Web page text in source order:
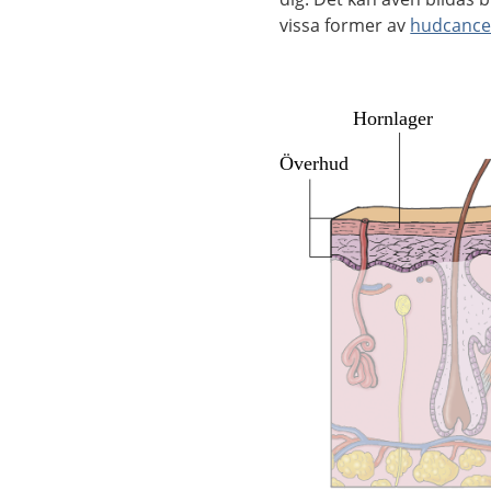
vissa former av